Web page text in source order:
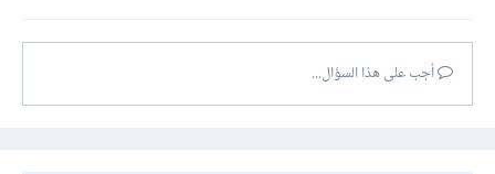
أجب على هذا السؤال...